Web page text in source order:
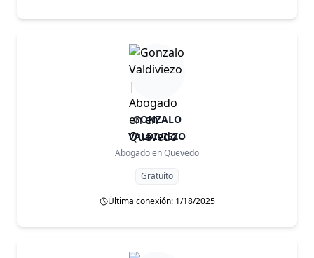
GONZALO
VALDIVIEZO
Abogado enQuevedo
Gratuito
Última conexión: 1/18/2025